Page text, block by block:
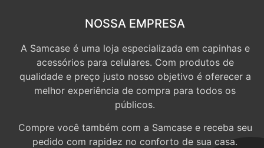
NOSSA EMPRESA
A Samcase é uma loja especializada em capinhas e
acessórios para celulares. Com produtos de
qualidade e preço justo nosso objetivo é oferecer a
melhor experiência de compra para todos os
públicos.
Compre você também com a Samcase e receba seu
pedido com rapidez no conforto de sua casa.